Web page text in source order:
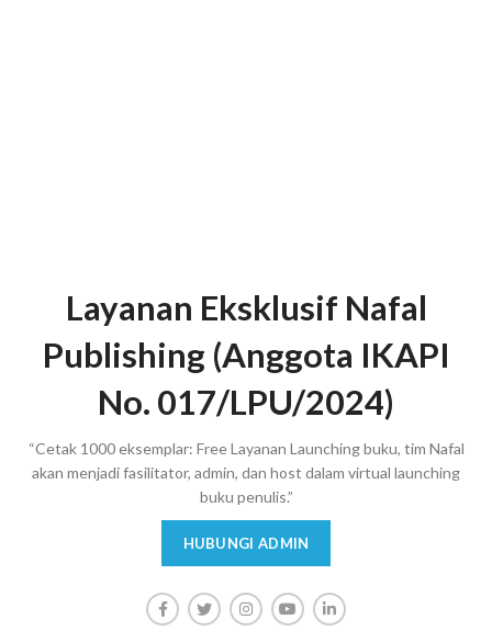
Layanan Eksklusif Nafal
Publishing (Anggota IKAPI
No. 017/LPU/2024)
“Cetak 1000 eksemplar: Free Layanan Launching buku, tim Nafal
akan menjadi fasilitator, admin, dan host dalam virtual launching
buku penulis.”
HUBUNGI ADMIN